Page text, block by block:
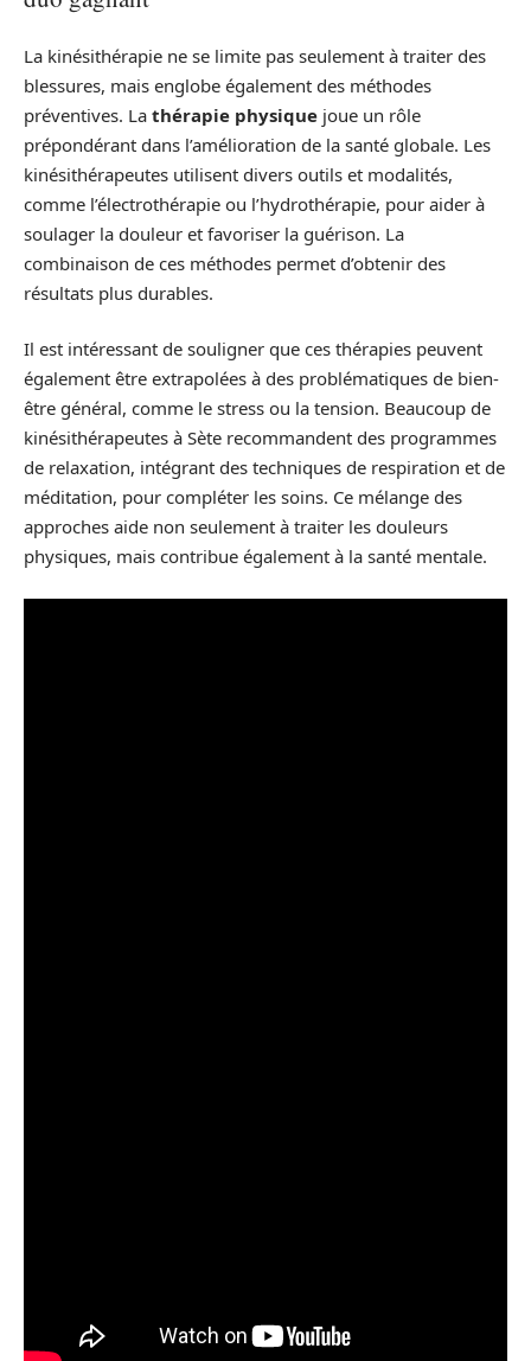
La kinésithérapie ne se limite pas seulement à traiter des
blessures, mais englobe également des méthodes
préventives. La thérapie physique joue un rôle
prépondérant dans l’amélioration de la santé globale. Les
kinésithérapeutes utilisent divers outils et modalités,
comme l’électrothérapie ou l’hydrothérapie, pour aider à
soulager la douleur et favoriser la guérison. La
combinaison de ces méthodes permet d’obtenir des
résultats plus durables.
Il est intéressant de souligner que ces thérapies peuvent
également être extrapolées à des problématiques de bien-
être général, comme le stress ou la tension. Beaucoup de
kinésithérapeutes à Sète recommandent des programmes
de relaxation, intégrant des techniques de respiration et de
méditation, pour compléter les soins. Ce mélange des
approches aide non seulement à traiter les douleurs
physiques, mais contribue également à la santé mentale.